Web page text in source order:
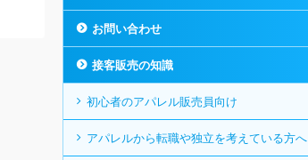
お問い合わせ
接客販売の知識
初心者のアパレル販売員向け
アパレルから転職や独立を考えている方へ